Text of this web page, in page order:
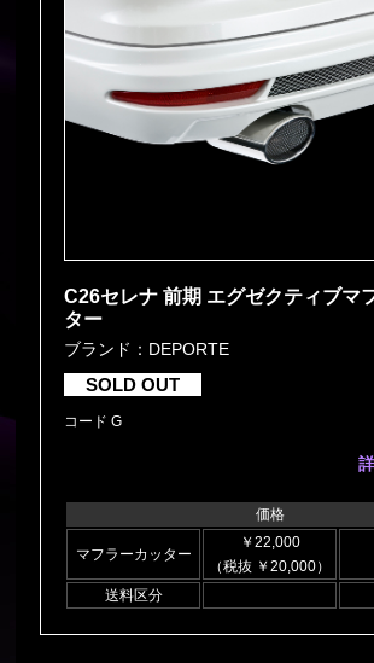
C26セレナ 前期 エグゼクティブマ
ター
ブランド：DEPORTE
SOLD OUT
コード G
価格
マフラーカッター
￥22,000
（税抜 ￥20,000）
送料区分